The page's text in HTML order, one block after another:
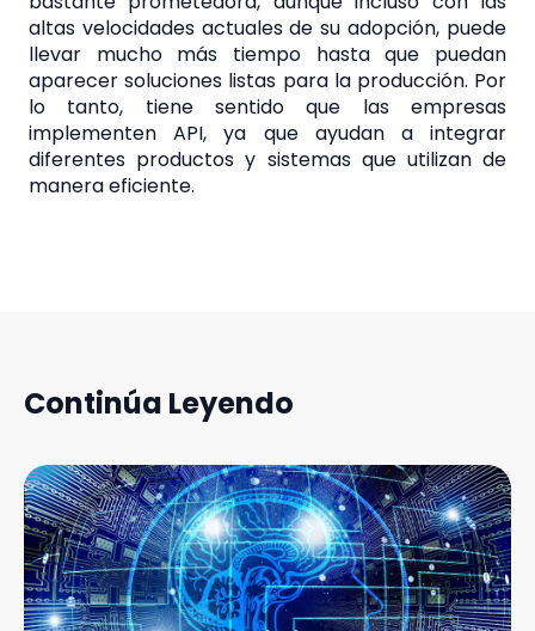
altas velocidades actuales de su adopción, puede
llevar mucho más tiempo hasta que puedan
aparecer soluciones listas para la producción. Por
lo tanto, tiene sentido que las empresas
implementen API, ya que ayudan a integrar
diferentes productos y sistemas que utilizan de
manera eficiente.
Continúa Leyendo